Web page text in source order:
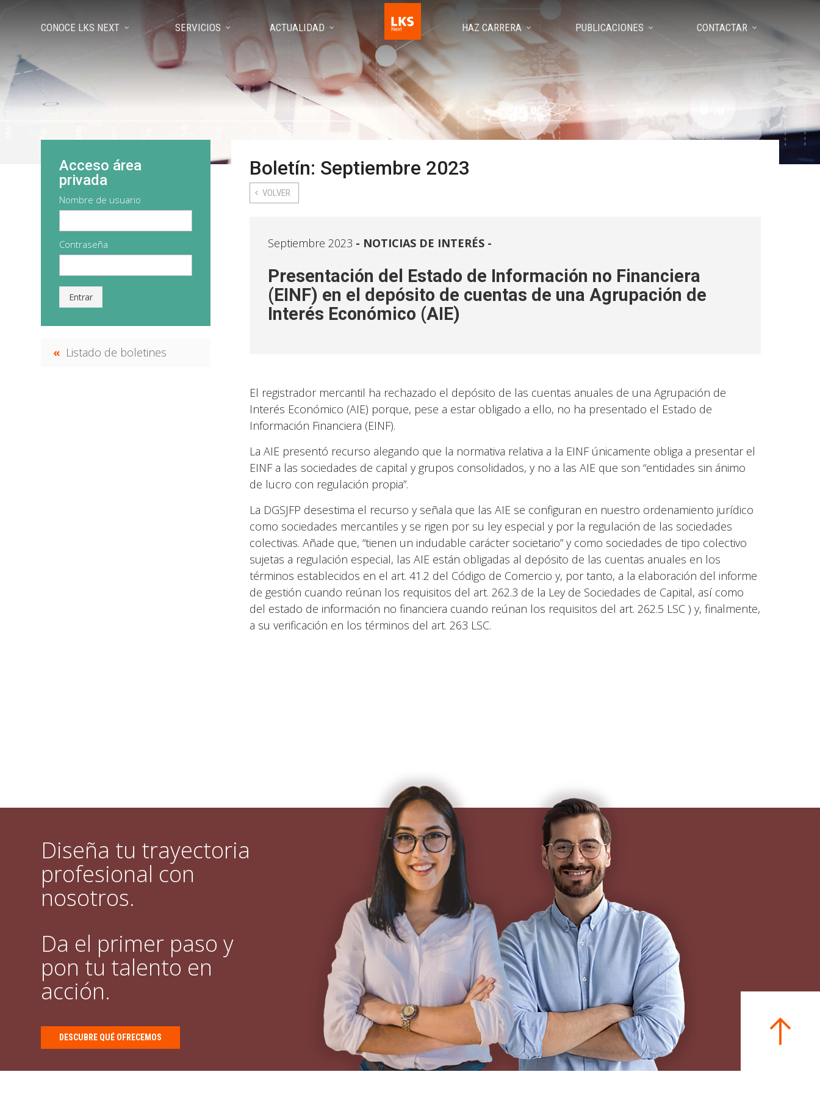
CONOCE LKS NEXT SERVICIOS ACTUALIDAD HAZ CARRERA PUBLICACIONES CONTACTAR
Boletín: Septiembre 2023
VOLVER
Septiembre 2023 NOTICIAS DE INTERÉS -
Presentación del Estado de Información no Financiera
(EINF) en el depósito de cuentas de una Agrupación de
Interés Económico (AIE)
El registrador mercantil ha rechazado el depósito de las cuentas anuales de una Agrupación de
Interés Económico (AIE) porque, pese a estar obligado a ello, no ha presentado el Estado de
Información Financiera (EINF).
La AIE presentó recurso alegando que la normativa relativa a la EINF únicamente obliga a presentar el
EINF a las sociedades de capital y grupos consolidados, y no a las AIE que son “entidades sin ánimo
de lucro con regulación propia”.
La DGSJFP desestima el recurso y señala que las AIE se configuran en nuestro ordenamiento jurídico
como sociedades mercantiles y se rigen por su ley especial y por la regulación de las sociedades
colectivas. Añade que, “tienen un indudable carácter societario” y como sociedades de tipo colectivo
sujetas a regulación especial, las AIE están obligadas al depósito de las cuentas anuales en los
términos establecidos en el art. 41.2 del Código de Comercio y, por tanto, a la elaboración del informe
de gestión cuando reúnan los requisitos del art. 262.3 de la Ley de Sociedades de Capital, así como
del estado de información no financiera cuando reúnan los requisitos del art. 262.5 LSC ) y, finalmente,
a su verificación en los términos del art. 263 LSC.
Acceso área
privada
Nombre de usuario
Contraseña
Entrar
Listado de boletines
Diseña tu trayectoria
profesional con
nosotros.
Da el primer paso y
pon tu talento en
acción.
DESCUBRE QUÉ OFRECEMOS